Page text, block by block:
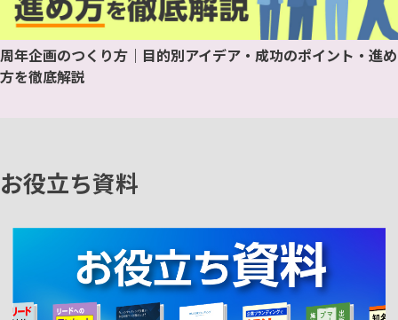
周年企画のつくり方｜目的別アイデア・成功のポイント・進め
方を徹底解説
お役立ち資料